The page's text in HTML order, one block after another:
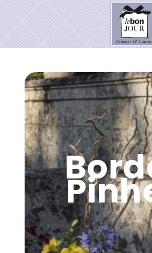
HOME
SHOP
Neuheiten
WEIHNACHTSZAUBER 2026
PRESSE
Kontakt
SALE